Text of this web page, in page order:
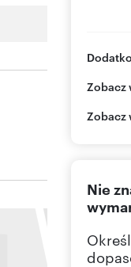
Kraków
PL
Zobacz
Zobacz
Nie